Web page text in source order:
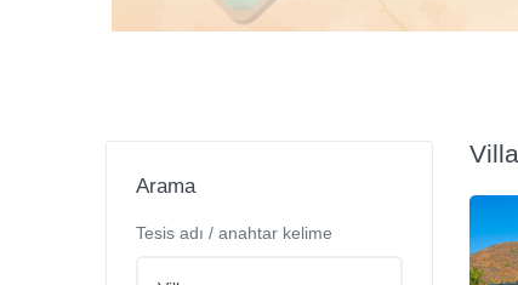
Arama
Tesis adı / anahtar kelime